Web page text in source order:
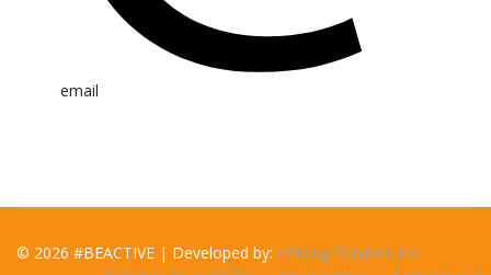
email
© 2026 #BEACTIVE | Developed by: eGroup Services Ltd